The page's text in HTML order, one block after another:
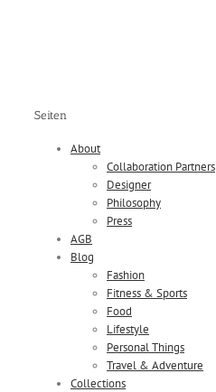
Seiten
About
Collaboration Partners
Designer
Philosophy
Press
AGB
Blog
Fashion
Fitness & Sports
Food
Lifestyle
Personal Things
Travel & Adventure
Collections